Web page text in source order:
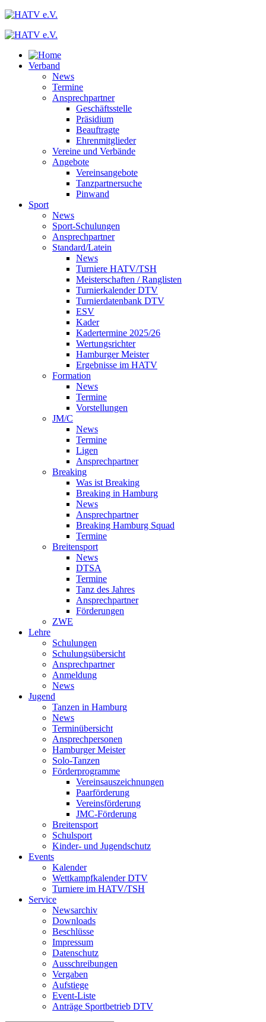
Verband
News
Termine
Ansprechpartner
Geschäftsstelle
Präsidium
Beauftragte
Ehrenmitglieder
Vereine und Verbände
Angebote
Vereinsangebote
Tanzpartnersuche
Pinwand
Sport
News
Sport-Schulungen
Ansprechpartner
Standard/Latein
News
Turniere HATV/TSH
Meisterschaften / Ranglisten
Turnierkalender DTV
Turnierdatenbank DTV
ESV
Kader
Kadertermine 2025/26
Wertungsrichter
Hamburger Meister
Ergebnisse im HATV
Formation
News
Termine
Vorstellungen
JM/C
News
Termine
Ligen
Ansprechpartner
Breaking
Was ist Breaking
Breaking in Hamburg
News
Ansprechpartner
Breaking Hamburg Squad
Termine
Breitensport
News
DTSA
Termine
Tanz des Jahres
Ansprechpartner
Förderungen
ZWE
Lehre
Schulungen
Schulungsübersicht
Ansprechpartner
Anmeldung
News
Jugend
Tanzen in Hamburg
News
Terminübersicht
Ansprechpersonen
Hamburger Meister
Solo-Tanzen
Förderprogramme
Vereinsauszeichnungen
Paarförderung
Vereinsförderung
JMC-Förderung
Breitensport
Schulsport
Kinder- und Jugendschutz
Events
Kalender
Wettkampfkalender DTV
Turniere im HATV/TSH
Service
Newsarchiv
Downloads
Beschlüsse
Impressum
Datenschutz
Ausschreibungen
Vergaben
Aufstiege
Event-Liste
Anträge Sportbetrieb DTV